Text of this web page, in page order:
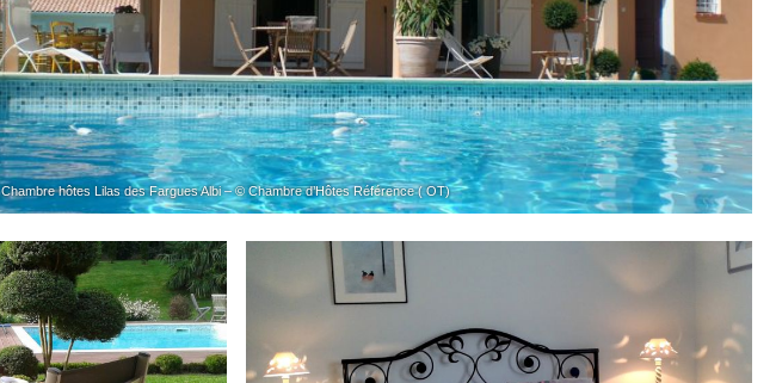
Chambre hôtes Lilas des Fargues Albi – © Chambre d’Hôtes Référence ( OT)